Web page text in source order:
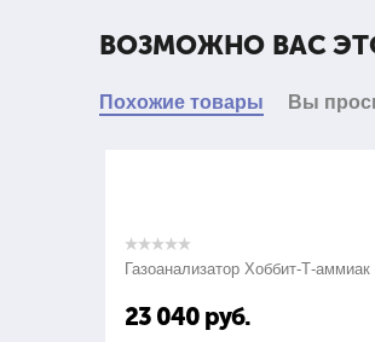
ВОЗМОЖНО ВАС
Похожие товары Вы
Газоанализатор Хоббит-Т-
23 040 руб.